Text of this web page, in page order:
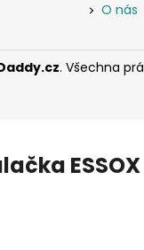
O nás
. Všechna
ESSOX